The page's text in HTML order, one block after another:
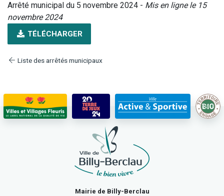
Arrêté municipal du 5 novembre 2024 - Mis en ligne le 15
novembre 2024
TÉLÉCHARGER
Liste des arrêtés municipaux
Mairie de Billy-Berclau